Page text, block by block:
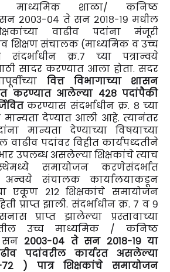
माध्यमिक शाळा/ कनिष्ठ
सन २००३-०४ ते सन २०१८-१९ मधील
वाढीव पदांना मंजूरी
शिक्षण संचालक (माध्यमिक व उच्च
क्र.७ च्या पत्रान्वये
सादर करण्यात आला होता. सदर
वित्त विभागाच्या शासन
करण्यात आलेल्या ४२८ पदांपैकी
करण्यास संदर्भाधीन क्र. ८ च्या
मान्यता देण्यात आली आहे. त्यानंतर
मान्यता देण्याच्या विषयाच्या
वाढीव पदांवर विहीत कार्यपध्दतीने
उपलब्ध असलेल्या शिक्षकांचे त्याच
समायोजन करणेसंदर्भात
अन्वये संचालक कार्यालयाकडून
एकूण २१2 शिक्षकांचे समायोजन
प्राप्त झाली. संदर्भाधीन क्र. ७ व ९
प्राप्त झालेल्या प्रस्तावाच्या
उच्च माध्यमिक / कनिष्ठ
सन २००३-०४ ते सन २०१८-१९ या
पदांवरील कार्यरत असलेल्या
) पात्र शिक्षकांचे समायोजन